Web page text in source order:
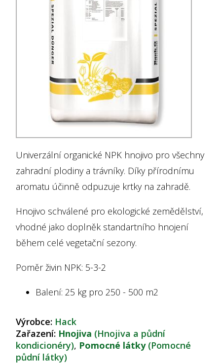
Univerzální organické NPK hnojivo pro všechny
zahradní plodiny a trávníky. Díky přírodnímu
aromatu účinně odpuzuje krtky na zahradě.
Hnojivo schválené pro ekologické zemědělství,
vhodné jako doplněk standartního hnojení
během celé vegetační sezony.
Poměr živin NPK: 5-3-2
Balení: 25 kg pro 250 - 500 m2
Výrobce: Hack
Zařazení: Hnojiva (Hnojiva a půdní
kondicionéry), Pomocné látky(Pomocné
půdní látky)